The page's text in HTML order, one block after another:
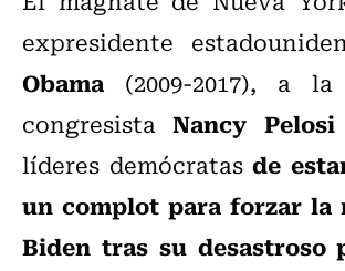
expresidente
Obama (2009-2017), a
congresistaNancy Pelosi
líderes demócratasde
un complot para forzar la
Biden tras su desastroso